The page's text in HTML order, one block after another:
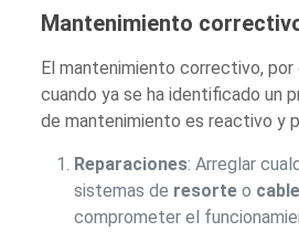
Mantenimiento
El mantenimiento correctivo,
cuando ya se ha identificado un
de mantenimiento es reactivo y
Reparaciones: Arreglar
sistemas de resorte o
comprometer el